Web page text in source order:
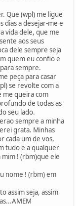
Que (wpl) me ligue
dias a desejar-me e
vida dele, que me
aos seus
dele sempre seja
quem eu confio e
sempre.
peça para casar
se revolte com a
me queira com
de todas as
seu lado.
sempre a minha
grata. Minhas
cada um de vos,
tudo e a qualquer
mim ! (rbm)que ele
nome ! (rbm) em
assim seja, assim